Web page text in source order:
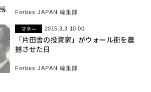
Forbes JAPAN 編集部
マネー 2015.3.3 10:00
「片田舎の投資家」がウォール街を震
撼させた日
Forbes JAPAN 編集部